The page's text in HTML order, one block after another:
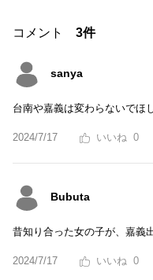
コメント 3件
sanya
台南や嘉義は変わらないでほ
2024/7/17 0
Bubuta
昔知り合った女の子が、嘉義
2024/7/17 0